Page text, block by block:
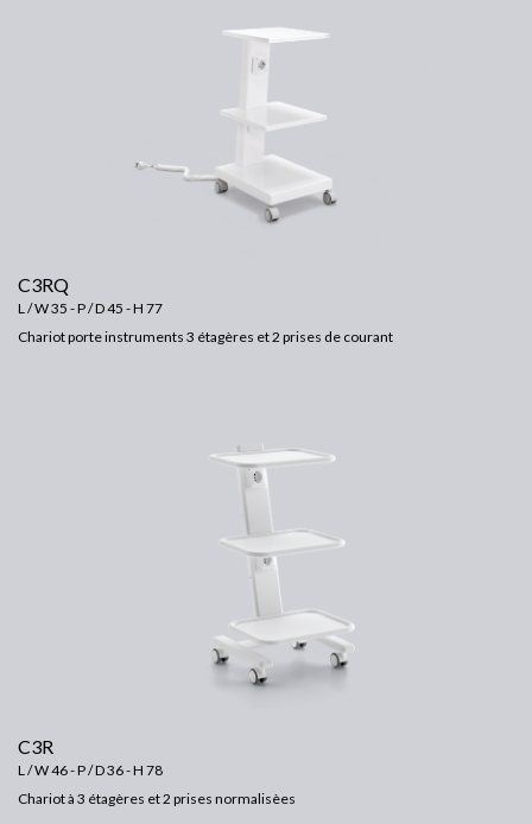
C3RQ
L / W 35 - P / D 45 - H 77
Chariot porte instruments 3 étagères et 2 prises de courant
C3R
L / W 46 - P / D 36 - H 78
Chariot à 3 étagères et 2 prises normalisèes